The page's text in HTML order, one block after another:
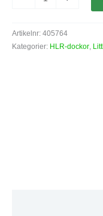
Artikelnr: 405764
Kategorier: HLR-dockor,